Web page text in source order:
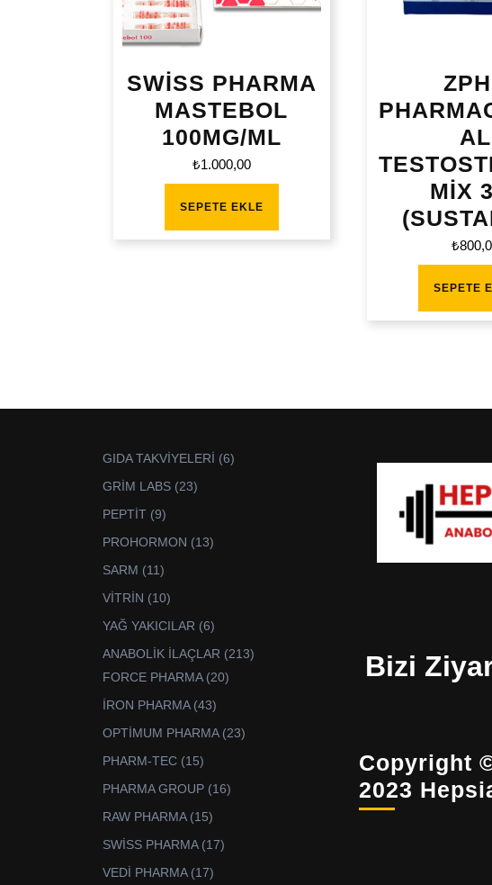
SWİSS PHARMA
MASTEBOL
100MG/ML
₺1.000,00
SEPETE EKLE
AL
MİX
₺
SEPETE
GIDA TAKVİYELERİ 66
GRİM LABS 2323
PEPTİT 99
PROHORMON 1313
SARM 1111
VİTRİN 1010
YAĞ YAKICILAR 66
ANABOLİK İLAÇLAR 213213
FORCE PHARMA 2020
İRON PHARMA 4343
OPTİMUM PHARMA 2323
PHARM-TEC 1515
PHARMA GROUP 1616
RAW PHARMA 1515
SWİSS PHARMA 1717
VEDİ PHARMA 1717
Bizi
Copyright
2023